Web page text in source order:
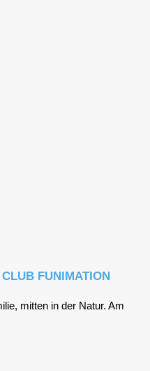
FUNIMATION
mit­ten in der Natur. Am